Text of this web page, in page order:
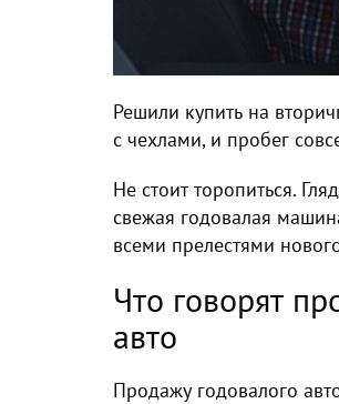
Решили купить на
с чехлами, и пробег
Не стоит торопиться.
свежая годовалая
всеми прелестями
Что говорят
авто
Продажу годовалого